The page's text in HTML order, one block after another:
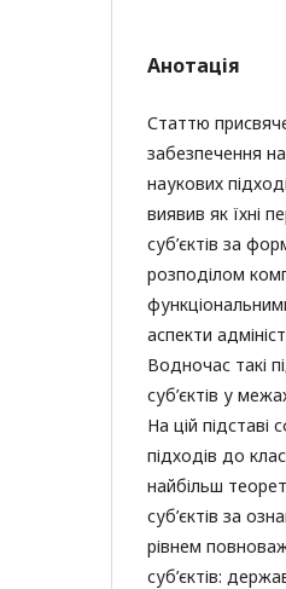
Анотація
Статтю
забезпечення
наукових
виявив як їхні
суб’єктів за
розподілом
аспекти
Водночас такі
суб’єктів у
На цій
підходів до
найбільш
суб’єктів за
рівнем
суб’єктів: